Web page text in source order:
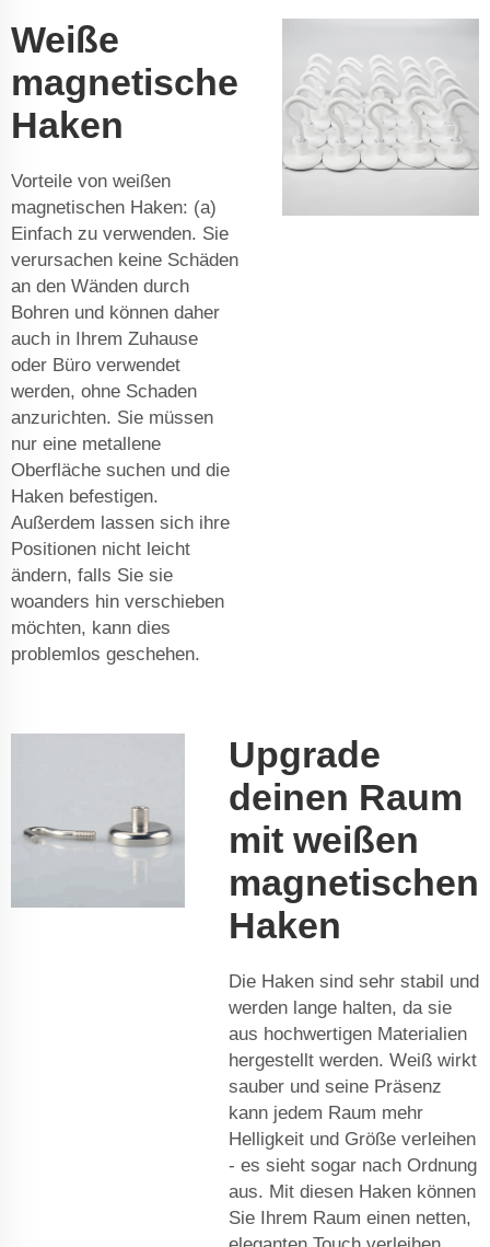
Weiße
magnetische
Haken
Vorteile von weißen
magnetischen Haken: (a)
Einfach zu verwenden. Sie
verursachen keine Schäden
an den Wänden durch
Bohren und können daher
auch in Ihrem Zuhause
oder Büro verwendet
werden, ohne Schaden
anzurichten. Sie müssen
nur eine metallene
Oberfläche suchen und die
Haken befestigen.
Außerdem lassen sich ihre
Positionen nicht leicht
ändern, falls Sie sie
woanders hin verschieben
möchten, kann dies
problemlos geschehen.
Upgrade
deinen Raum
mit weißen
magnetischen
Haken
Die Haken sind sehr stabil und
werden lange halten, da sie
aus hochwertigen Materialien
hergestellt werden. Weiß wirkt
sauber und seine Präsenz
kann jedem Raum mehr
Helligkeit und Größe verleihen
- es sieht sogar nach Ordnung
aus. Mit diesen Haken können
Sie Ihrem Raum einen netten,